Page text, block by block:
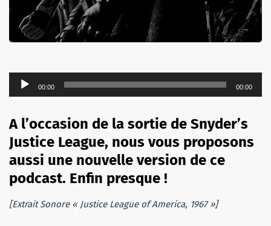
Lecteur
audio
00:00 00:00
A l’occasion de la sortie de Snyder’s
Justice League, nous vous proposons
aussi une nouvelle version de ce
podcast. Enfin presque !
[Extrait Sonore « Justice League of America, 1967 »]